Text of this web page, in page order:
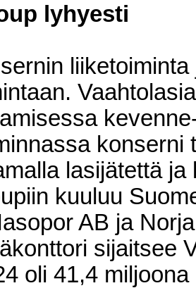
lyhyesti
konserni
lasijätettä
kuuluu
AB ja
sijaitsee
oli 41,4